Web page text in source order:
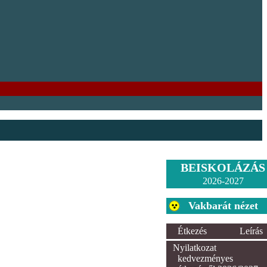
BEISKOLÁZÁS
2026-2027
Vakbarát nézet
Étkezés
Leírás
Nyilatkozat
kedvezményes